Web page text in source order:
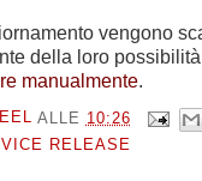
vengono
della loro
manualmente.
ALLE 10:26
RELEASE